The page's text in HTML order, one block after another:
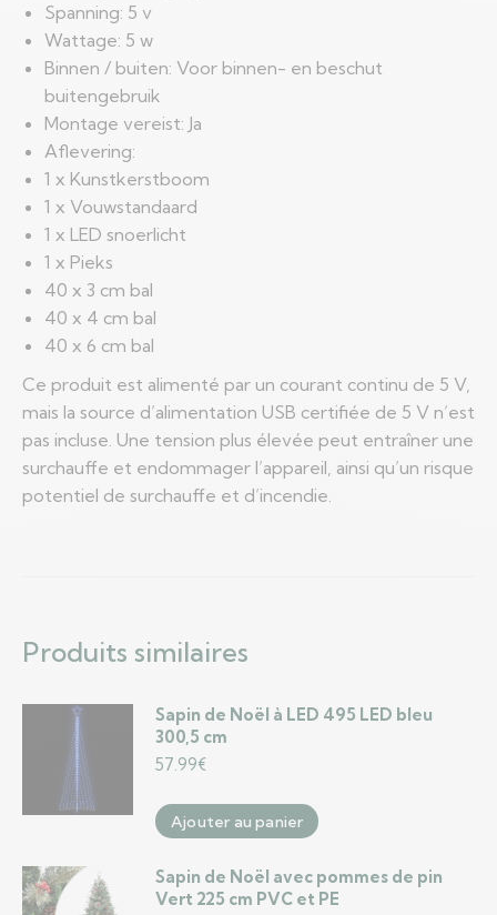
Spanning: 5 v
Wattage: 5 w
Binnen / buiten: Voor binnen- en beschut
buitengebruik
Montage vereist: Ja
Aflevering:
1 x Kunstkerstboom
1 x Vouwstandaard
1 x LED snoerlicht
1 x Pieks
40 x 3 cm bal
40 x 4 cm bal
40 x 6 cm bal
Ce produit est alimenté par un courant continu de 5 V,
mais la source d’alimentation USB certifiée de 5 V n’est
pas incluse. Une tension plus élevée peut entraîner une
surchauffe et endommager l’appareil, ainsi qu’un risque
potentiel de surchauffe et d’incendie.
Produits similaires
Sapin de Noël à LED 495 LED bleu
300,5 cm
57.99€
Ajouter au panier
Sapin de Noël avec pommes de pin
Vert 225 cm PVC et PE